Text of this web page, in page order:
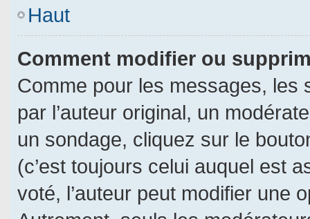
Haut
Comment modifier ou
Comme pour les messages, les
par l’auteur original, un
un sondage, cliquez sur le
(c’est toujours celui auquel est
voté, l’auteur peut modifier une